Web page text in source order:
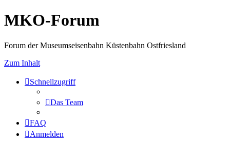
MKO-Forum
Forum der Museumseisenbahn Küstenbahn Ostfriesland
Zum Inhalt
Schnellzugriff
Das Team
FAQ
Anmelden